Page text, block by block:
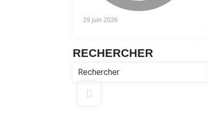
29 juin 2026
RECHERCHER